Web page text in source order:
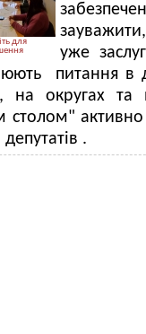
для
уже
питання в
на округах
столом"
.